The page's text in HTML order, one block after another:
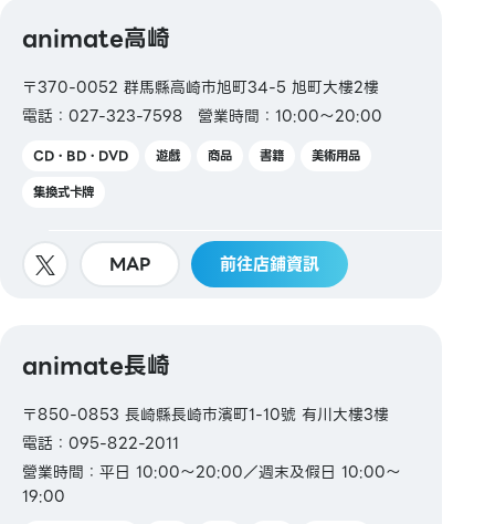
animate高崎
〒370-0052 群馬縣高崎市旭町34-5 旭町大樓2樓
電話：027-323-7598
營業時間：10:00～20:00
CD・BD・DVD 遊戲 商品 書籍
美術用品
集換式卡牌
MAP 前往店鋪資訊
animate長崎
〒850-0853 長崎縣長崎市濱町1-10號 有川大樓3樓
電話：095-822-2011
營業時間：平日 10:00～20:00／週末及假日 10:00～
19:00